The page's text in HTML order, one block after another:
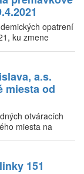
opatrení
ku zmene
a.s.
miesta od
otváracích
miesta na
151